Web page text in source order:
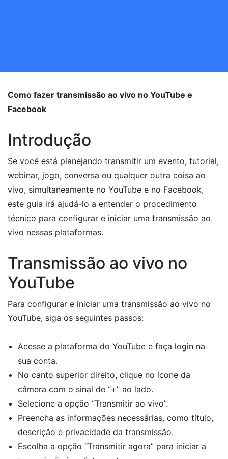
Como fazer transmissão ao vivo no YouTube e
Facebook
Introdução
Se você está planejando transmitir um evento, tutorial,
webinar, jogo, conversa ou qualquer outra coisa ao
vivo, simultaneamente no YouTube e no Facebook,
este guia irá ajudá-lo a entender o procedimento
técnico para configurar e iniciar uma transmissão ao
vivo nessas plataformas.
Transmissão ao vivo no
YouTube
Para configurar e iniciar uma transmissão ao vivo no
YouTube, siga os seguintes passos:
Acesse a plataforma do YouTube e faça login na
sua conta.
No canto superior direito, clique no ícone da
câmera com o sinal de “+” ao lado.
Selecione a opção “Transmitir ao vivo”.
Preencha as informações necessárias, como título,
descrição e privacidade da transmissão.
Escolha a opção “Transmitir agora” para iniciar a